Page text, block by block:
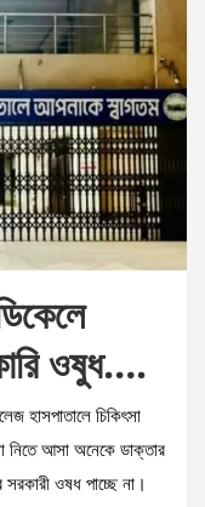
ওষুধ….
হাসপাতালে চিকিৎসা
নিতে আসা অনেকে ডাক্তার
সরকারী ওষধ পাচ্ছে না।